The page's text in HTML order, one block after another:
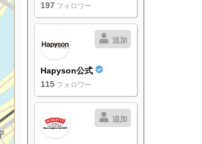
197 フォロワー
追加
Hapyson公式
115 フォロワー
追加